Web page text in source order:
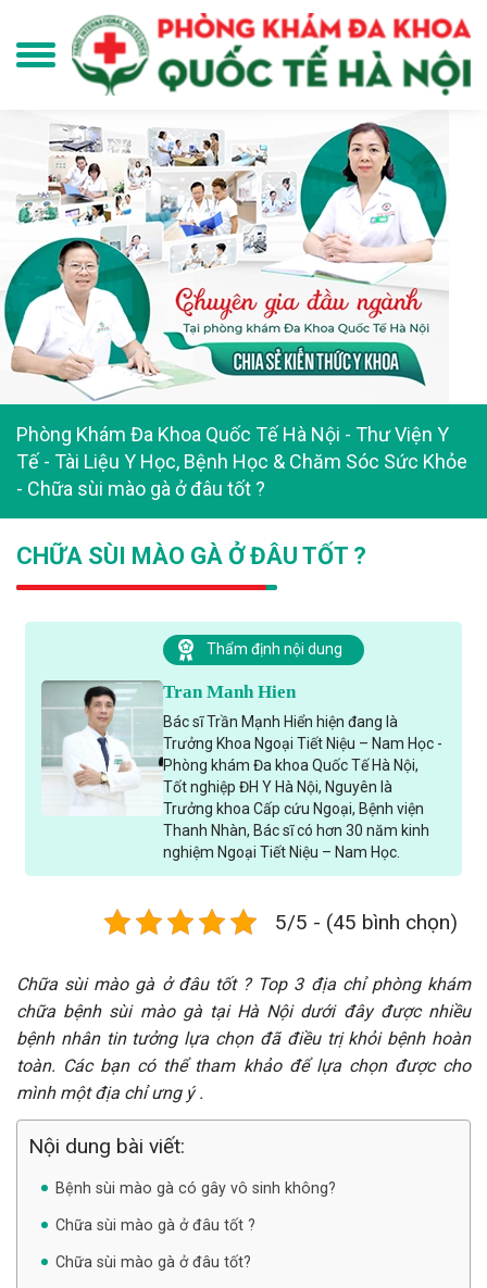
Phòng Khám Đa Khoa Quốc Tế Hà Nội - Thư Viện Y
Tế - Tài Liệu Y Học, Bệnh Học & Chăm Sóc Sức Khỏe
- Chữa sùi mào gà ở đâu tốt ?
CHỮA SÙI MÀO GÀ Ở ĐÂU TỐT ?
Thẩm định nội dung
Tran Manh Hien
Bác sĩ Trần Mạnh Hiển hiện đang là
Trưởng Khoa Ngoại Tiết Niệu – Nam Học -
Phòng khám Đa khoa Quốc Tế Hà Nội,
Tốt nghiệp ĐH Y Hà Nội, Nguyên là
Trưởng khoa Cấp cứu Ngoại, Bệnh viện
Thanh Nhàn, Bác sĩ có hơn 30 năm kinh
nghiệm Ngoại Tiết Niệu – Nam Học.
5/5 - (45 bình chọn)
Chữa sùi mào gà ở đâu tốt ? Top 3 địa chỉ phòng khám
chữa bệnh sùi mào gà tại Hà Nội dưới đây được nhiều
bệnh nhân tin tưởng lựa chọn đã điều trị khỏi bệnh hoàn
toàn. Các bạn có thể tham khảo để lựa chọn được cho
mình một địa chỉ ưng ý .
Nội dung bài viết:
Bệnh sùi mào gà có gây vô sinh không?
Chữa sùi mào gà ở đâu tốt ?
Chữa sùi mào gà ở đâu tốt?